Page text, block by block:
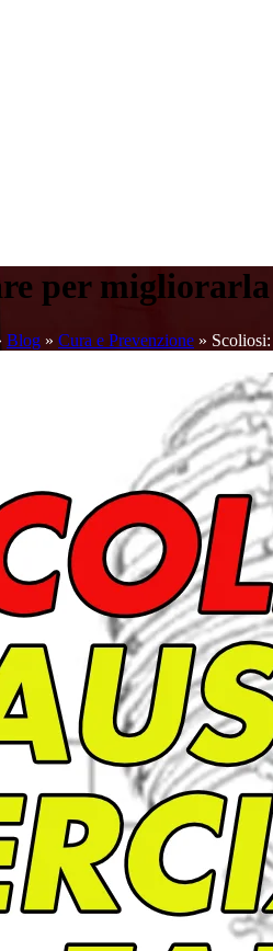
per migliorarla
Blog » Cura e Prevenzione »